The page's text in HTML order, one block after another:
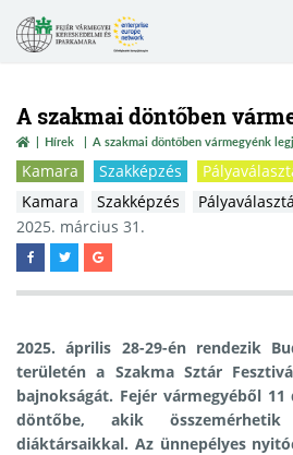
A szakmai döntőben
Hírek A szakmai döntőben vármegyénk
Kamara Szakképzés
Kamara
Szakképzés
2025. március 31.
2025. április 28-29-én rendezik
területén a Szakma Sztár
bajnokságát. Fejér vármegyéből
döntőbe, akik
diáktársaikkal. Az ünnepélyes